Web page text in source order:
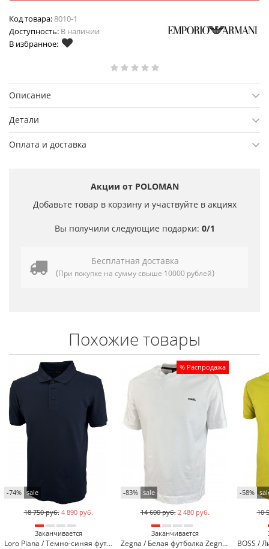
Код товара:8010-1
Доступность: В наличии
В избранное:
Описание
Детали
Оплата и доставка
Акции от POLOMAN
Добавьте товар в корзину и участвуйте в акциях
Вы получили следующие подарки: 0/1
Бесплатная доставка
(При покупке на сумму свыше 10000 рублей)
Похожие товары
-74% sale
18 750 руб. 4 890 руб.
Заканчивается
Loro Piana / Темно-синяя футболка поло Loro Piana 570-2
% Распродажа
-83% sale
14 600 руб. 2 480 руб.
Заканчивается
Zegna / Белая футболка Zegna 3136-3
-58%
10